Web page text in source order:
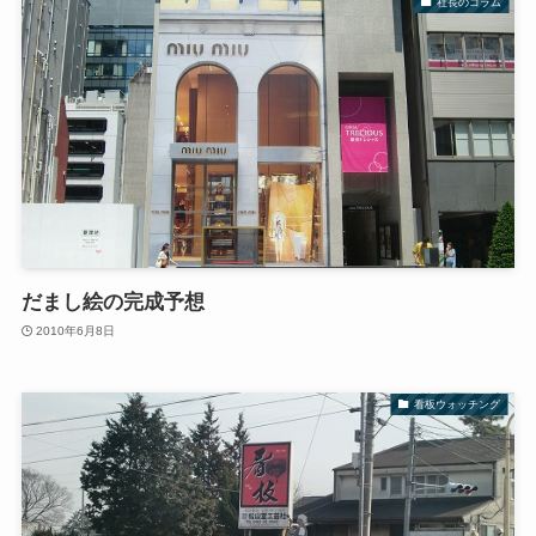
だまし絵の完成予想
2010年6月8日
看板ウォッチング